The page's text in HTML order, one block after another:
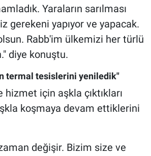
Yaraların sarılması
gerekeni yapıyor ve yapacak.
Rabb'im ülkemizi her türlü
diye konuştu.
termal tesislerini yeniledik"
için aşkla çıktıkları
koşmaya devam ettiklerini
değişir. Bizim size ve